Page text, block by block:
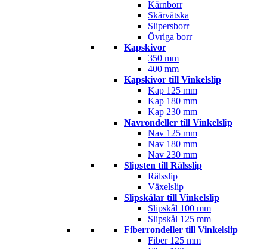
Kärnborr
Skärvätska
Slipersborr
Övriga borr
Kapskivor
350 mm
400 mm
Kapskivor till Vinkelslip
Kap 125 mm
Kap 180 mm
Kap 230 mm
Navrondeller till Vinkelslip
Nav 125 mm
Nav 180 mm
Nav 230 mm
Slipsten till Rälsslip
Rälsslip
Växelslip
Slipskålar till Vinkelslip
Slipskål 100 mm
Slipskål 125 mm
Fiberrondeller till Vinkelslip
Fiber 125 mm